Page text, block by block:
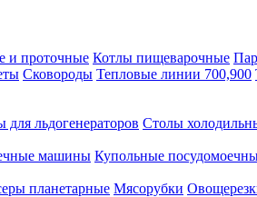
и проточные Котлы пищеварочные
Сковороды Тепловые линии 700,900
для льдогенераторов Столы
машины Купольные
планетарные Мясорубки